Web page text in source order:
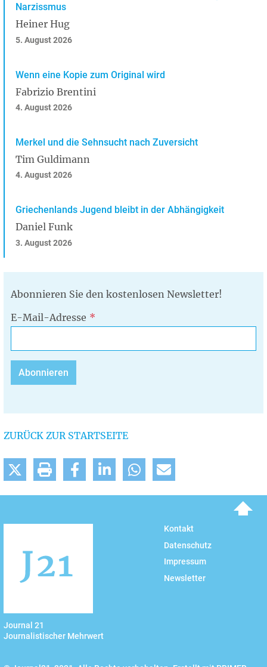
Narzissmus
Heiner Hug
5. August 2026
Wenn eine Kopie zum Original wird
Fabrizio Brentini
4. August 2026
Merkel und die Sehnsucht nach Zuversicht
Tim Guldimann
4. August 2026
Griechenlands Jugend bleibt in der Abhängigkeit
Daniel Funk
3. August 2026
Abonnieren Sie den kostenlosen Newsletter!
E-Mail-Adresse
ZURÜCK ZUR STARTSEITE
Journal 21
Journalistischer Mehrwert
Kontakt
Datenschutz
Impressum
Newsletter